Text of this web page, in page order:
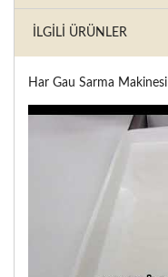
İLGILI ÜRÜNLER
Har Gau Sarma Makinesi